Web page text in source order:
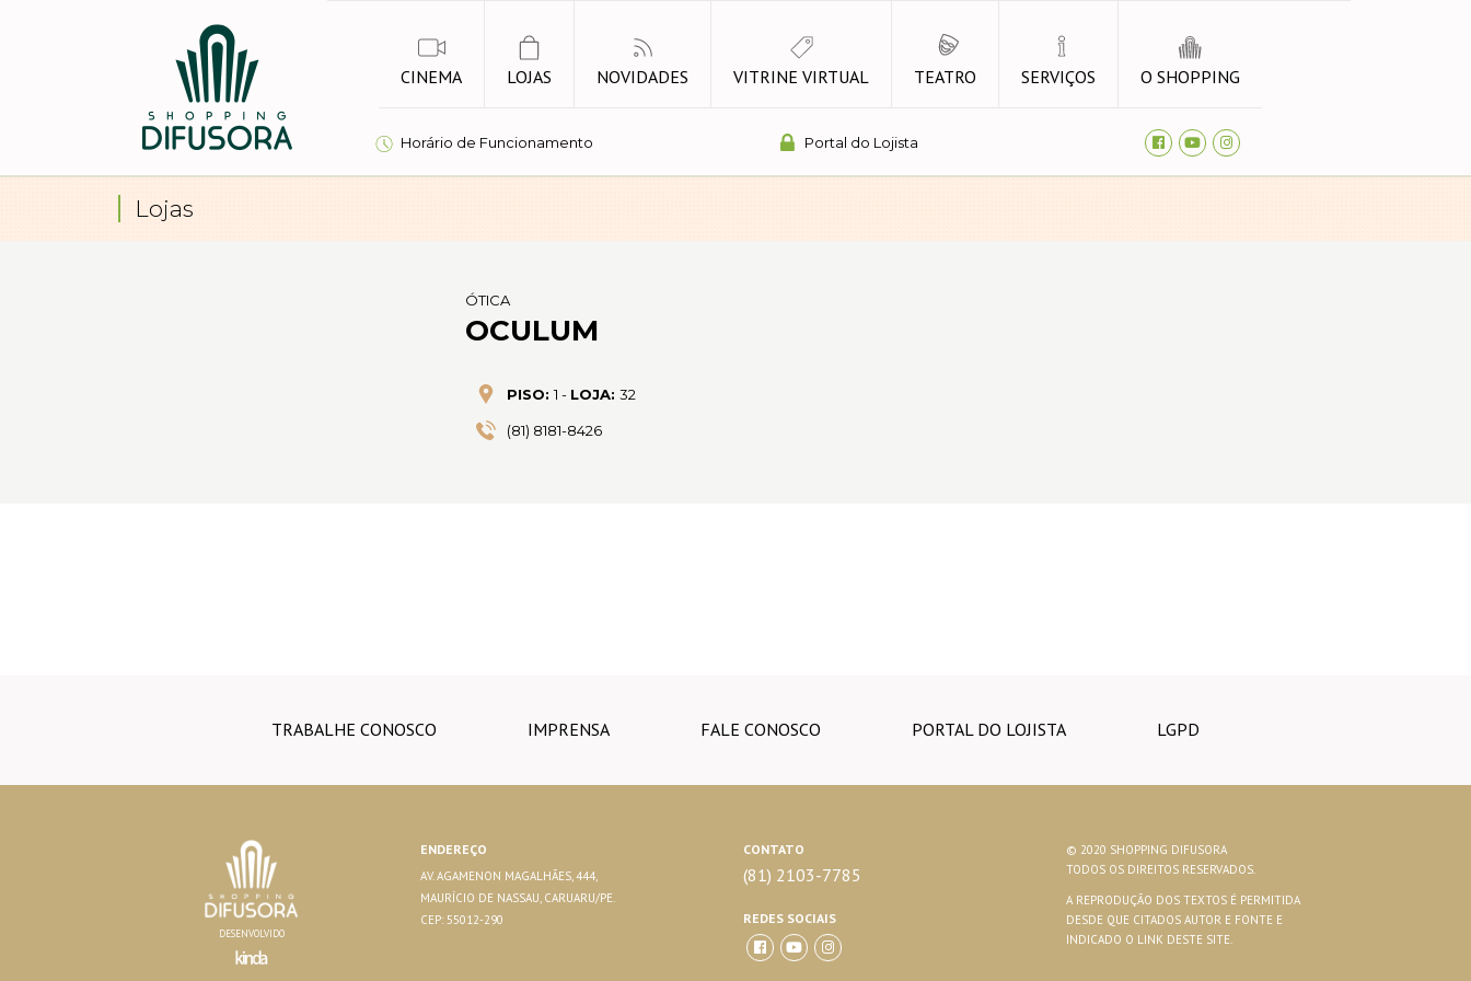
CINEMA LOJAS NOVIDADES VITRINE VIRTUAL TEATRO SERVIÇOS O SHOPPING
Horário de Funcionamento Portal do Lojista
Lojas
ÓTICA
OCULUM
PISO:1 - LOJA: 32
(81) 8181-8426
TRABALHE CONOSCO IMPRENSA FALE CONOSCO PORTAL DO LOJISTA LGPD
DESENVOLVIDO
ENDEREÇO
AV. AGAMENON MAGALHÃES, 444,
MAURÍCIO DE NASSAU, CARUARU/PE.
CEP: 55012-290
CONTATO
(81) 2103-7785
REDES SOCIAIS
© 2020 SHOPPING DIFUSORA
TODOS OS DIREITOS RESERVADOS.
A REPRODUÇÃO DOS TEXTOS É PERMITIDA
DESDE QUE CITADOS AUTOR E FONTE E
INDICADO O LINK DESTE SITE.